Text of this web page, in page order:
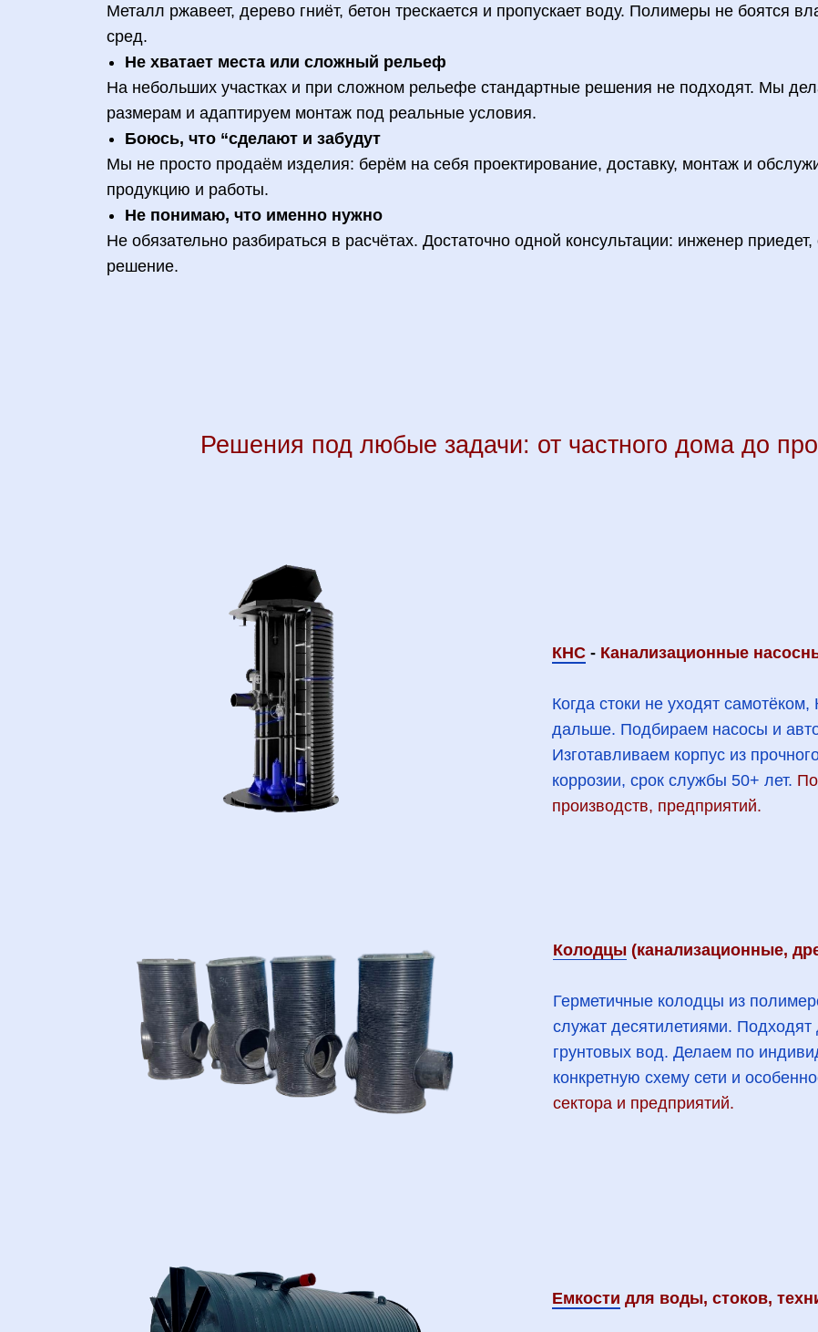
Емкости для воды, стоков,
Колодцы (канализационные,
Герметичные колодцы из
служат десятилетиями.
грунтовых вод. Делаем по
конкретную схему сети и
сектора и предприятий.
КНС - Канализационные
Когда стоки не уходят
дальше. Подбираем насосы и
Изготавливаем корпус из
коррозии, срок службы 50+ лет.
производств, предприятий.
Металл ржавеет, дерево гниёт, бетон трескается и пропускает воду. Полимеры не боятся
сред.
Не хватает места или сложный рельеф
На небольших участках и при сложном рельефе стандартные решения не подходят. Мы
размерам и адаптируем монтаж под реальные условия.
Боюсь, что “сделают и забудут
Мы не просто продаём изделия: берём на себя проектирование, доставку, монтаж и
продукцию и работы.
Не понимаю, что именно нужно
Не обязательно разбираться в расчётах. Достаточно одной консультации: инженер
решение.
Решения под любые задачи: от частного дома до